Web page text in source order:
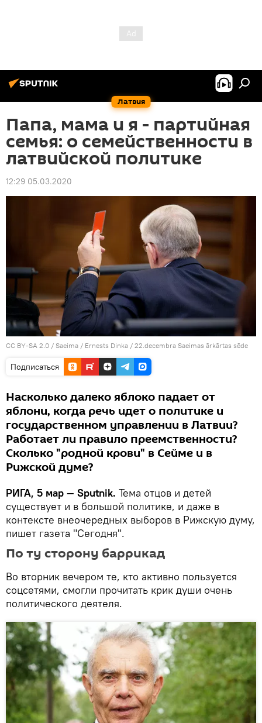
Латвия
Папа, мама и я - партийная
семья: о семейственности в
латвийской политике
12:29 05.03.2020
CC BY-SA 2.0 / Saeima / Ernests Dinka / 22.decembra Saeimas ārkārtas sēde
Подписаться
Насколько далеко яблоко падает от
яблони, когда речь идет о политике и
государственном управлении в Латвии?
Работает ли правило преемственности?
Сколько "родной крови" в Сейме и в
Рижской думе?
РИГА, 5 мар — Sputnik. Тема отцов и детей
существует и в большой политике, и даже в
контексте внеочередных выборов в Рижскую думу,
пишет газета "Сегодня".
По ту сторону баррикад
Во вторник вечером те, кто активно пользуется
соцсетями, смогли прочитать крик души очень
политического деятеля.